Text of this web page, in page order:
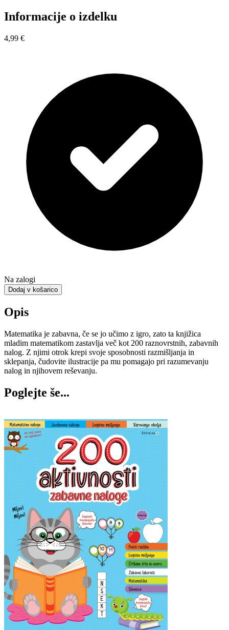
Informacije o izdelku
4,99 €
Na zalogi
Dodaj v košarico
Opis
Matematika je zabavna, če se jo učimo z igro, zato ta knjižica
mladim matematikom zastavlja več kot 200 raznovrstnih, zabavnih
nalog. Z njimi otrok krepi svoje sposobnosti razmišljanja in
sklepanja, čudovite ilustracije pa mu pomagajo pri razumevanju
nalog in njihovem reševanju.
Poglejte še...